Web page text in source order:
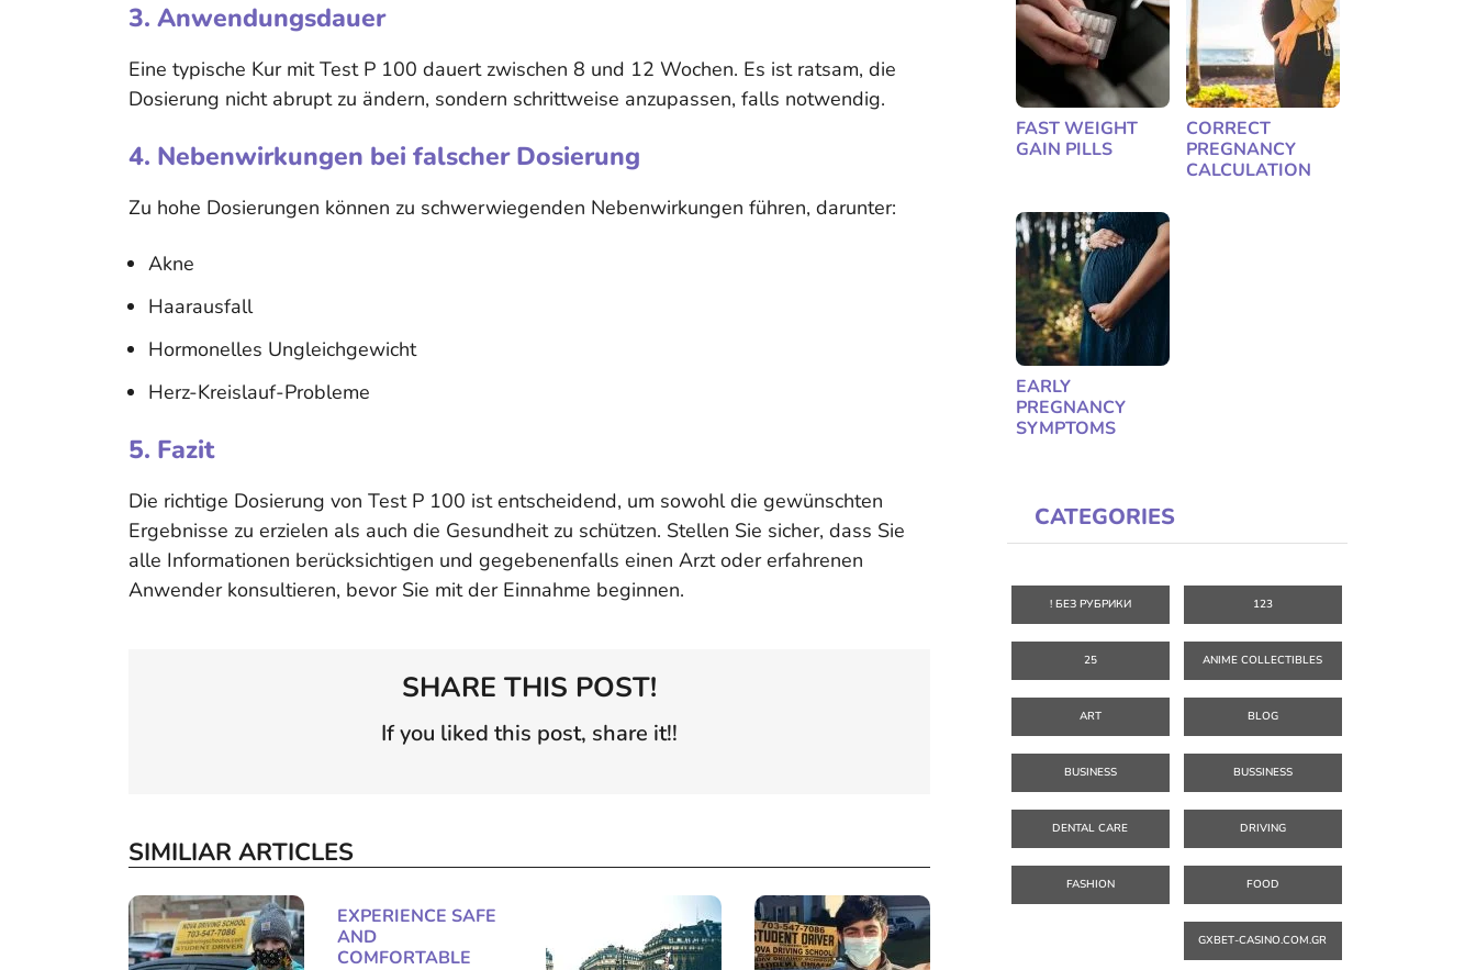
3. Anwendungsdauer
Eine typische Kur mit Test P 100 dauert zwischen 8 und 12 Wochen. Es ist ratsam, die
Dosierung nicht abrupt zu ändern, sondern schrittweise anzupassen, falls notwendig.
4. Nebenwirkungen bei falscher Dosierung
Zu hohe Dosierungen können zu schwerwiegenden Nebenwirkungen führen, darunter:
Akne
Haarausfall
Hormonelles Ungleichgewicht
Herz-Kreislauf-Probleme
5. Fazit
Die richtige Dosierung von Test P 100 ist entscheidend, um sowohl die gewünschten
Ergebnisse zu erzielen als auch die Gesundheit zu schützen. Stellen Sie sicher, dass Sie
alle Informationen berücksichtigen und gegebenenfalls einen Arzt oder erfahrenen
Anwender konsultieren, bevor Sie mit der Einnahme beginnen.
SHARE THIS POST!
If you liked this post, share it!!
SIMILIAR ARTICLES
EXPERIENCE SAFE
AND
COMFORTABLE
FAST WEIGHT
GAIN PILLS
CORRECT
PREGNANCY
CALCULATION
EARLY
PREGNANCY
SYMPTOMS
CATEGORIES
! БЕЗ РУБРИКИ 123
25 ANIME COLLECTIBLES
ART BLOG
BUSINESS BUSSINESS
DENTAL CARE DRIVING
FASHION FOOD
GXBET-CASINO.COM.GR